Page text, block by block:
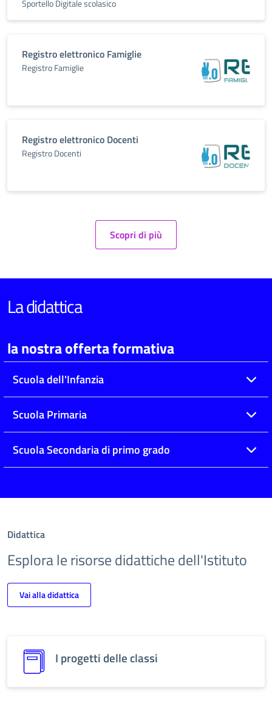
Sportello Digitale scolasico
Registro elettronico Famiglie
Registro Famiglie
Registro elettronico Docenti
Registro Docenti
Scopri di più
La didattica
la nostra offerta formativa
Scuola dell'Infanzia
Scuola Primaria
Scuola Secondaria di primo grado
Didattica
Esplora le risorse didattiche dell'Istituto
Vai alla didattica
I progetti delle classi